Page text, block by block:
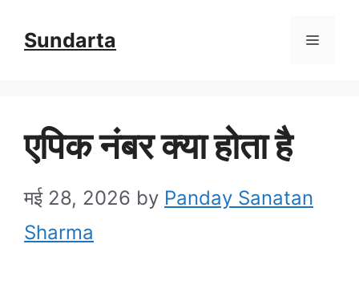
Sundarta Menu
एपिक नंबर क्या होता है
मई 28, 2026 by Panday Sanatan
Sharma